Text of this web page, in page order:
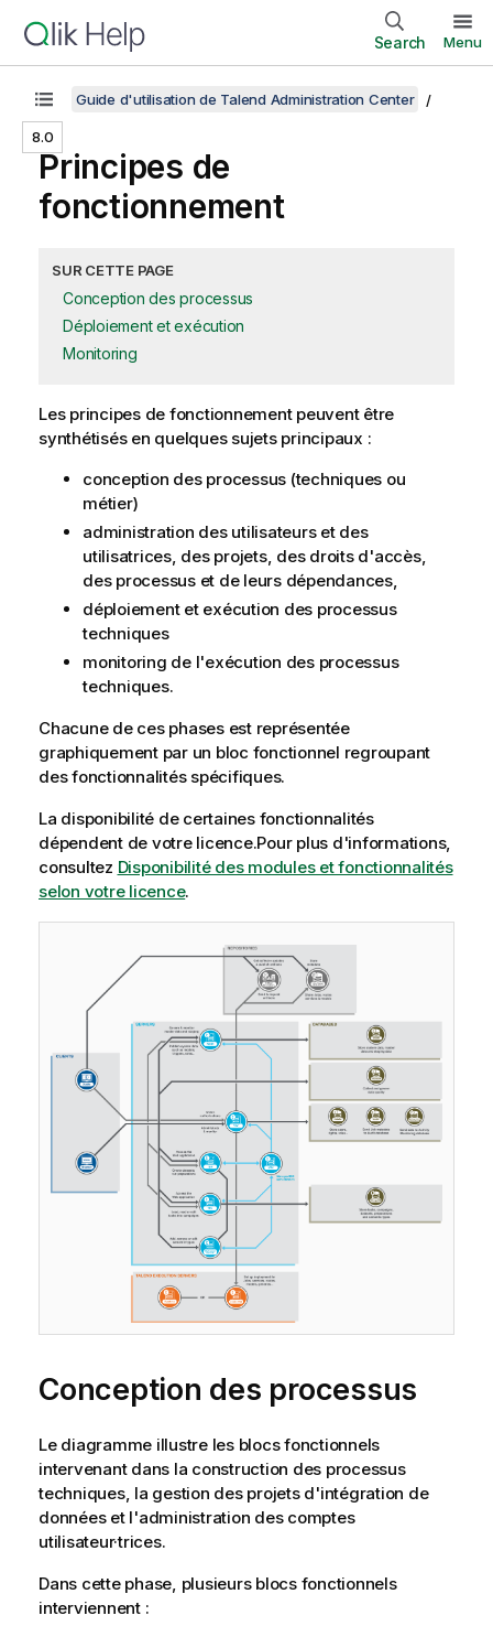
Search Menu
8.0
Guide d'utilisation de Talend Administration Center
Principes de
fonctionnement
SUR CETTE PAGE
Conception des processus
Déploiement et exécution
Monitoring
Les principes de fonctionnement peuvent être
synthétisés en quelques sujets principaux :
conception des processus (techniques ou
métier)
administration des utilisateurs et des
utilisatrices, des projets, des droits d'accès,
des processus et de leurs dépendances,
déploiement et exécution des processus
techniques
monitoring de l'exécution des processus
techniques.
Chacune de ces phases est représentée
graphiquement par un bloc fonctionnel regroupant
des fonctionnalités spécifiques.
La disponibilité de certaines fonctionnalités
dépendent de votre licence.Pour plus d'informations,
consultez Disponibilité des modules et fonctionnalités
selon votre licence.
Conception des processus
Le diagramme illustre les blocs fonctionnels
intervenant dans la construction des processus
techniques, la gestion des projets d'intégration de
données et l'administration des comptes
utilisateur·trices.
Dans cette phase, plusieurs blocs fonctionnels
interviennent :